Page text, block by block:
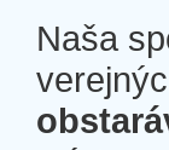
Naša